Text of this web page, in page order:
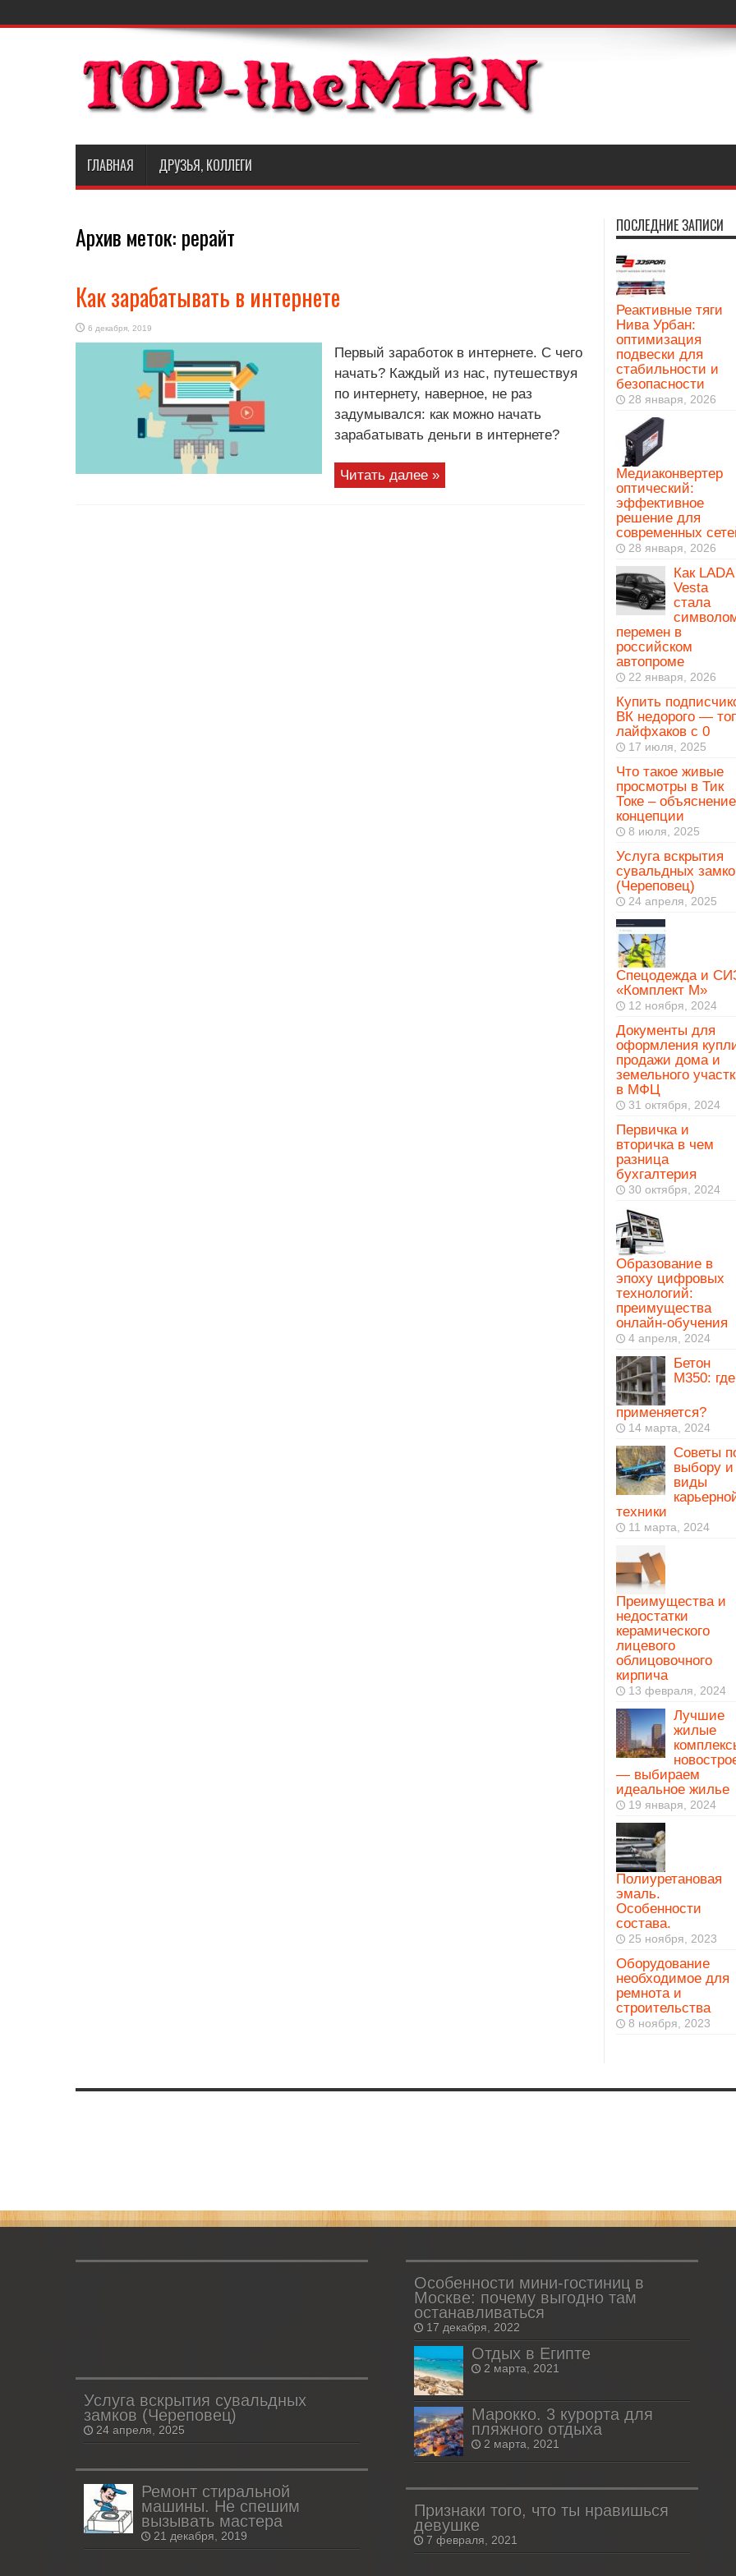
ГЛАВНАЯ ДРУЗЬЯ, КОЛЛЕГИ
Архив меток: рерайт
Как зарабатывать в интернете
6 декабря, 2019
Первый заработок в интернете. С чего
начать? Каждый из нас, путешествуя
по интернету, наверное, не раз
задумывался: как можно начать
зарабатывать деньги в интернете?
Читать далее »
ПОСЛЕДНИЕ ЗАПИСИ
Реактивные тяги
Нива Урбан:
оптимизация
подвески для
стабильности и
безопасности
28 января, 2026
Медиаконвертер
оптический:
эффективное
решение для
современных
28 января, 2026
Как LADA
Vesta
стала
перемен в
российском
автопроме
22 января, 2026
Купить
ВК недорого —
лайфхаков с 0
17 июля, 2025
Что такое живые
просмотры в Тик
Токе – объяснение
концепции
8 июля, 2025
Услуга вскрытия
сувальдных
(Череповец)
24 апреля, 2025
Спецодежда и
«Комплект М»
12 ноября, 2024
Документы для
оформления
продажи дома и
земельного
в МФЦ
31 октября, 2024
Первичка и
вторичка в чем
разница
бухгалтерия
30 октября, 2024
Образование в
эпоху цифровых
технологий:
преимущества
онлайн-обучения
4 апреля, 2024
Бетон
М350: где
применяется?
14 марта, 2024
Советы
выбору и
виды
техники
11 марта, 2024
Преимущества и
недостатки
керамического
лицевого
облицовочного
кирпича
13 февраля, 2024
Лучшие
жилые
— выбираем
идеальное жилье
19 января, 2024
Полиуретановая
эмаль.
Особенности
состава.
25 ноября, 2023
Оборудование
необходимое для
ремнота и
строительства
8 ноября, 2023
Услуга вскрытия сувальдных
замков (Череповец)
24 апреля, 2025
Ремонт стиральной
машины. Не спешим
вызывать мастера
21 декабря, 2019
Особенности мини-гостиниц в
Москве: почему выгодно там
останавливаться
17 декабря, 2022
Отдых в Египте
2 марта, 2021
Марокко. 3 курорта для
пляжного отдыха
2 марта, 2021
Признаки того, что ты нравишься
девушке
7 февраля, 2021